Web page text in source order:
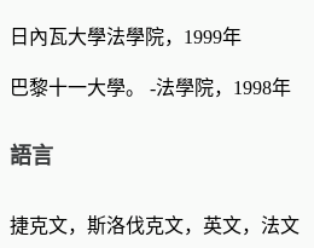
日內瓦大學法學院，1999年
巴黎十一大學。 -法學院，1998年
語言
捷克文，斯洛伐克文，英文，法文